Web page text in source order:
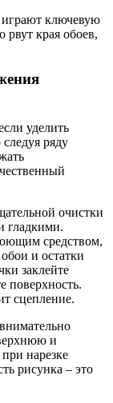
ключевую
рвут края обоев,
уделить
ряду
очистки
гладкими.
средством,
и остатки
заклейте
поверхность.
сцепление.
и
нарезке
рисунка – это